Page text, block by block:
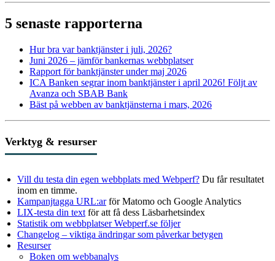
5 senaste rapporterna
Hur bra var bank­tjänster i juli, 2026?
Juni 2026 – jämför bankernas webbplatser
Rapport för bank­tjänster under maj 2026
ICA Banken segrar inom bank­tjänster i april 2026! Följt av
Avanza och SBAB Bank
Bäst på webben av bank­tjänsterna i mars, 2026
Verktyg & resurser
Vill du testa din egen webbplats med Webperf? Du får resultatet
inom en timme.
Kampanjtagga URL:arför Matomo och Google Analytics
LIX-testa din textför att få dess Läsbarhetsindex
Statistik om webbplatser Webperf.se följer
Changelog – viktiga ändringar som påverkar betygen
Resurser
Boken om webbanalys